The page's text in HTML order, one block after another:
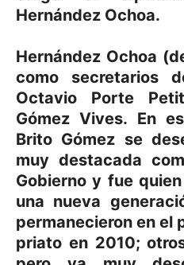
Hernández Ochoa.
Hernández Ochoa
como secretarios
Octavio Porte
Gómez Vives. En
Brito Gómez se
muy destacada
Gobierno y fue
una nueva
permanecieron en el
priato en 2010;